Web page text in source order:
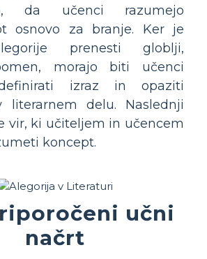
da učenci razumejo
osnovo za branje. Ker je
prenesti globlji,
morajo biti učenci
izraz in opaziti
literarnem delu. Naslednji
vir, ki učiteljem in učencem
koncept.
učni
načrt